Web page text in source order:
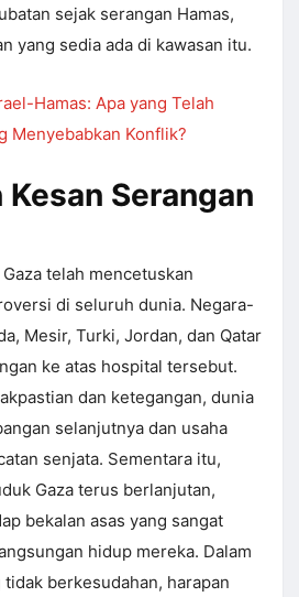
sejak serangan Hamas,
yang sedia ada di kawasan itu.
Hamas: Apa yang Telah
Menyebabkan Konflik?
Kesan Serangan
telah mencetuskan
di seluruh dunia. Negara-
Mesir, Turki, Jordan, dan Qatar
ke atas hospital tersebut.
dan ketegangan, dunia
selanjutnya dan usaha
senjata. Sementara itu,
Gaza terus berlanjutan,
bekalan asas yang sangat
hidup mereka. Dalam
berkesudahan, harapan